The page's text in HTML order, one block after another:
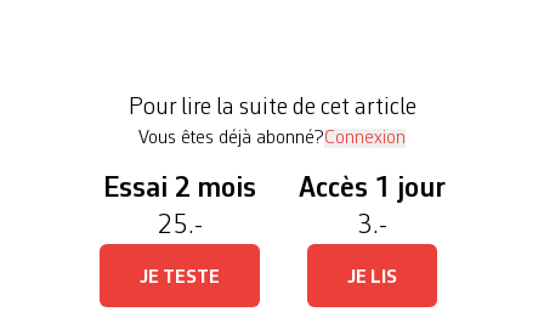
l’envie–, Chaska, Viktoria, […]
Pour lire la suite de cet article
Vous êtes déjà abonné?Connexion
Essai 2 mois
25.-
JE TESTE
Accès 1 jour
3.-
JE LIS